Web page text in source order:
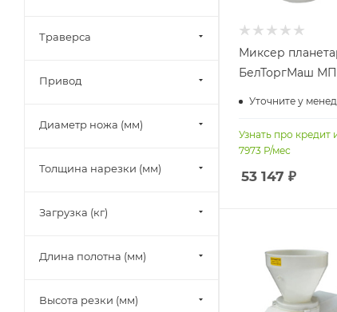
Миксер
БелТоргМаш
Уточните у
Узнать про кредит
7973 Р/мес
53 147 ₽
Траверса
Привод
Диаметр ножа (мм)
Толщина нарезки (мм)
Загрузка (кг)
Длина полотна (мм)
Высота резки (мм)